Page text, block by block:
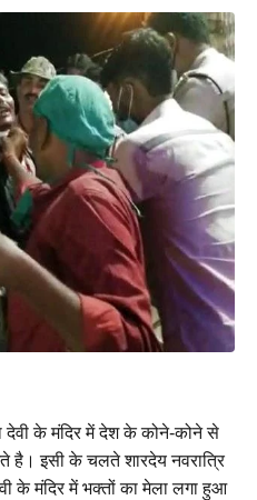
देवी के मंदिर में देश के कोने-कोने से
है। इसी के चलते शारदेय नवरात्रि
के मंदिर में भक्तों का मेला लगा हुआ